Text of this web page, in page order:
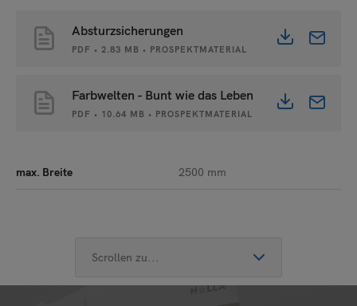
Absturzsicherungen
PDF • 2.83 MB • PROSPEKTMATERIAL
Farbwelten - Bunt wie das Leben
PDF • 10.64 MB • PROSPEKTMATERIAL
max. Breite 2500 mm